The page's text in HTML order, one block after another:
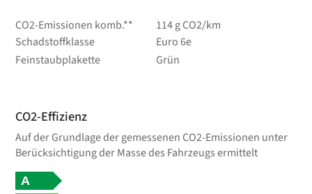
CO2-Emissionen komb.**
114 g CO2/km
Schadstoffklasse
Euro 6e
Feinstaubplakette
Grün
CO2-Effizienz
Auf der Grundlage der gemessenen CO2-Emissionen unter
Berücksichtigung der Masse des Fahrzeugs ermittelt
A